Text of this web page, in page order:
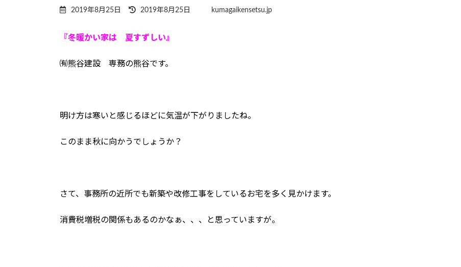
2019年8月25日
最
新
時
2019年8月25日 kumagaikensetsu.jp
『冬暖かい家は 夏すずしい』
㈲熊谷建設 専務の熊谷です。
明け方は寒いと感じるほどに気温が下がりましたね。
このまま秋に向かうでしょうか？
さて、事務所の近所でも新築や改修工事をしているお宅を多く見かけます。
消費税増税の関係もあるのかなぁ、、、と思っていますが。